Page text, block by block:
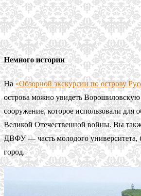
Немного истории
На«Обзорной экскурсии по острову
острова можно увидеть
сооружение, которое использовали для
Великой Отечественной войны. Вы
ДВФУ — часть молодого университета,
город.